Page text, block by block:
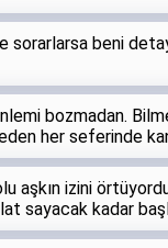
sorarlarsa beni
bozmadan.
her seferinde
aşkın izini
sayacak kadar